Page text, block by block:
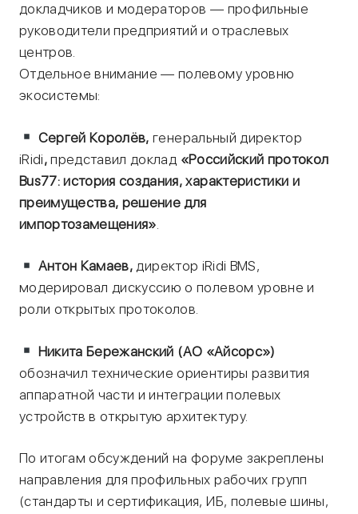
докладчиков и модераторов — профильные
руководители предприятий и отраслевых
центров.
Отдельное внимание — полевому уровню
экосистемы:
Сергей Королёв,генеральный директор
iRidi, представил доклад «Российский протокол
Bus77: история создания, характеристики и
преимущества, решение для
импортозамещения»
Антон Камаев,директор iRidi BMS,
модерировал дискуссию о полевом уровне и
роли открытых протоколов.
Никита Бережанский (АО «Айсорс»)
обозначил технические ориентиры развития
аппаратной части и интеграции полевых
устройств в открытую архитектуру.
По итогам обсуждений на форуме закреплены
направления для профильных рабочих групп
(стандарты и сертификация, ИБ, полевые шины,